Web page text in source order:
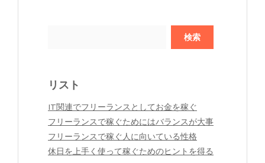
リスト
IT関連でフリーランスとしてお金を稼ぐ
フリーランスで稼ぐためにはバランスが大事
フリーランスで稼ぐ人に向いている性格
休日を上手く使って稼ぐためのヒントを得る